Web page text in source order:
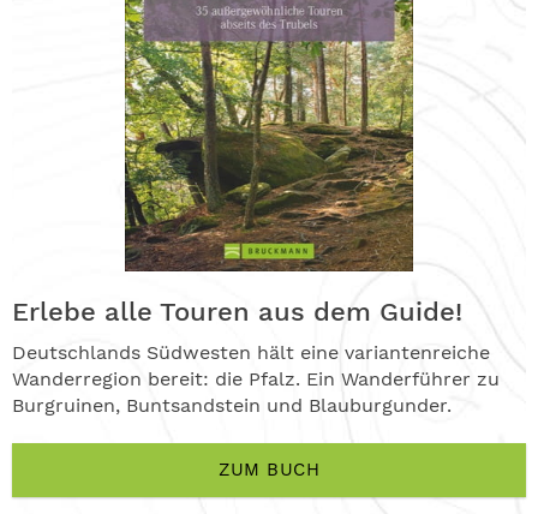
Erlebe alle Touren aus dem Guide!
Deutschlands Südwesten hält eine variantenreiche
Wanderregion bereit: die Pfalz. Ein Wanderführer zu
Burgruinen, Buntsandstein und Blauburgunder.
ZUM BUCH